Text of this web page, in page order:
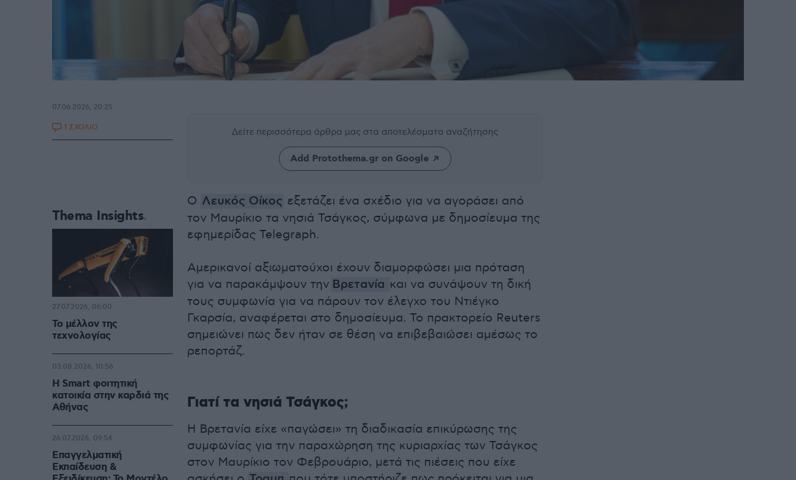
Δείτε περισσότερα άρθρα μας στα αποτελέσματα αναζήτησης
Add Protothema.gr on Google
Ο Λευκός Οίκος εξετάζει ένα σχέδιο για να αγοράσει από
τον Μαυρίκιο τα νησιά Τσάγκος, σύμφωνα με δημοσίευμα της
εφημερίδας Telegraph.
Αμερικανοί αξιωματούχοι έχουν διαμορφώσει μια πρόταση
για να παρακάμψουν την Βρετανία και να συνάψουν τη δική
τους συμφωνία για να πάρουν τον έλεγχο του Ντιέγκο
Γκαρσία, αναφέρεται στο δημοσίευμα. Το πρακτορείο Reuters
σημειώνει πως δεν ήταν σε θέση να επιβεβαιώσει αμέσως το
ρεπορτάζ.
Γιατί τα νησιά Τσάγκος;
Η Βρετανία είχε «παγώσει» τη διαδικασία επικύρωσης της
συμφωνίας για την παραχώρηση της κυριαρχίας των Τσάγκος
στον Μαυρίκιο τον Φεβρουάριο, μετά τις πιέσεις που είχε
07.06.2026, 20:25
1 ΣΧΟΛΙΟ
Thema Insights
Το μέλλον της
τεχνολογίας
27.07.2026, 06:00
Η Smart φοιτητική
κατοικία στην καρδιά της
Αθήνας
03.08.2026, 10:56
Επαγγελματική
Εκπαίδευση &
26.07.2026, 09:54